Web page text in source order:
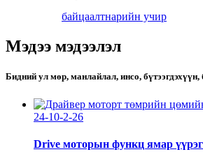
байцаалтнарийн учир
Мэдээ мэдээлэл
Бидний ул мөр, манлайлал, инсо, бүтээгдэхүүн,
24-10-2-26
Drive моторын функц ямар үүрэг